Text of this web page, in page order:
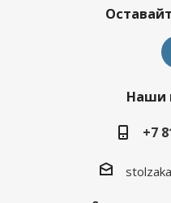
Наши
+7